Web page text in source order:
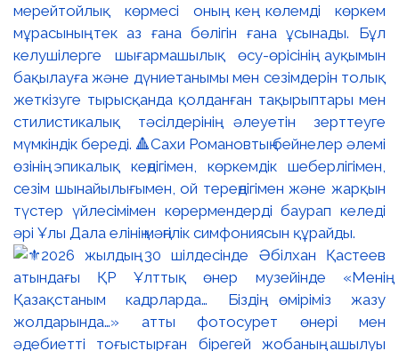
мерейтойлық көрмесі оның кең көлемді көркем
мұрасының тек аз ғана бөлігін ғана ұсынады. Бұл
келушілерге шығармашылық өсу-өрісінің ауқымын
бақылауға және дүниетанымы мен сезімдерін толық
жеткізуге тырысқанда қолданған тақырыптары мен
стилистикалық тәсілдерінің әлеуетін зерттеуге
мүмкіндік береді. 🔺Сахи Романовтың бейнелер әлемі
өзінің эпикалық кеңдігімен, көркемдік шеберлігімен,
сезім шынайылығымен, ой тереңдігімен және жарқын
түстер үйлесімімен көрермендерді баурап келеді
әрі Ұлы Дала елінің мәңгілік симфониясын құрайды.